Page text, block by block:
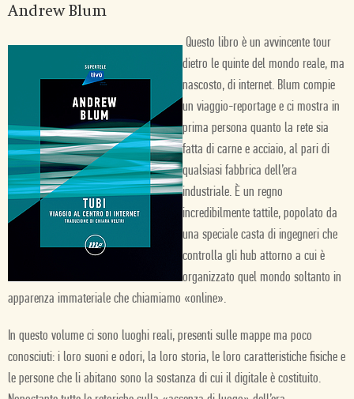
Andrew Blum
Questo libro è un avvincente tour
dietro le quinte del mondo reale, ma
nascosto, di internet. Blum compie
un viaggio-reportage e ci mostra in
prima persona quanto la rete sia
fatta di carne e acciaio, al pari di
qualsiasi fabbrica dell’era
industriale. È un regno
incredibilmente tattile, popolato da
una speciale casta di ingegneri che
controlla gli hub attorno a cui è
organizzato quel mondo soltanto in
apparenza immateriale che chiamiamo «online».
In questo volume ci sono luoghi reali, presenti sulle mappe ma poco
conosciuti: i loro suoni e odori, la loro storia, le loro caratteristiche fisiche e
le persone che li abitano sono la sostanza di cui il digitale è costituito.